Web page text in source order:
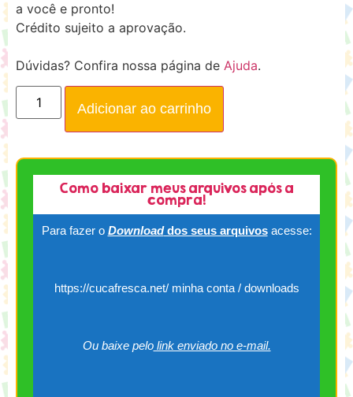
a você e pronto!
Crédito sujeito a aprovação.
Dúvidas? Confira nossa página de Ajuda.
Adicionar ao carrinho
Como baixar meus arquivos após a
compra!
Para fazer o Downloaddos seus arquivos acesse:
https://cucafresca.net/ minha conta / downloads
Ou baixe pelolink enviado no e-mail.